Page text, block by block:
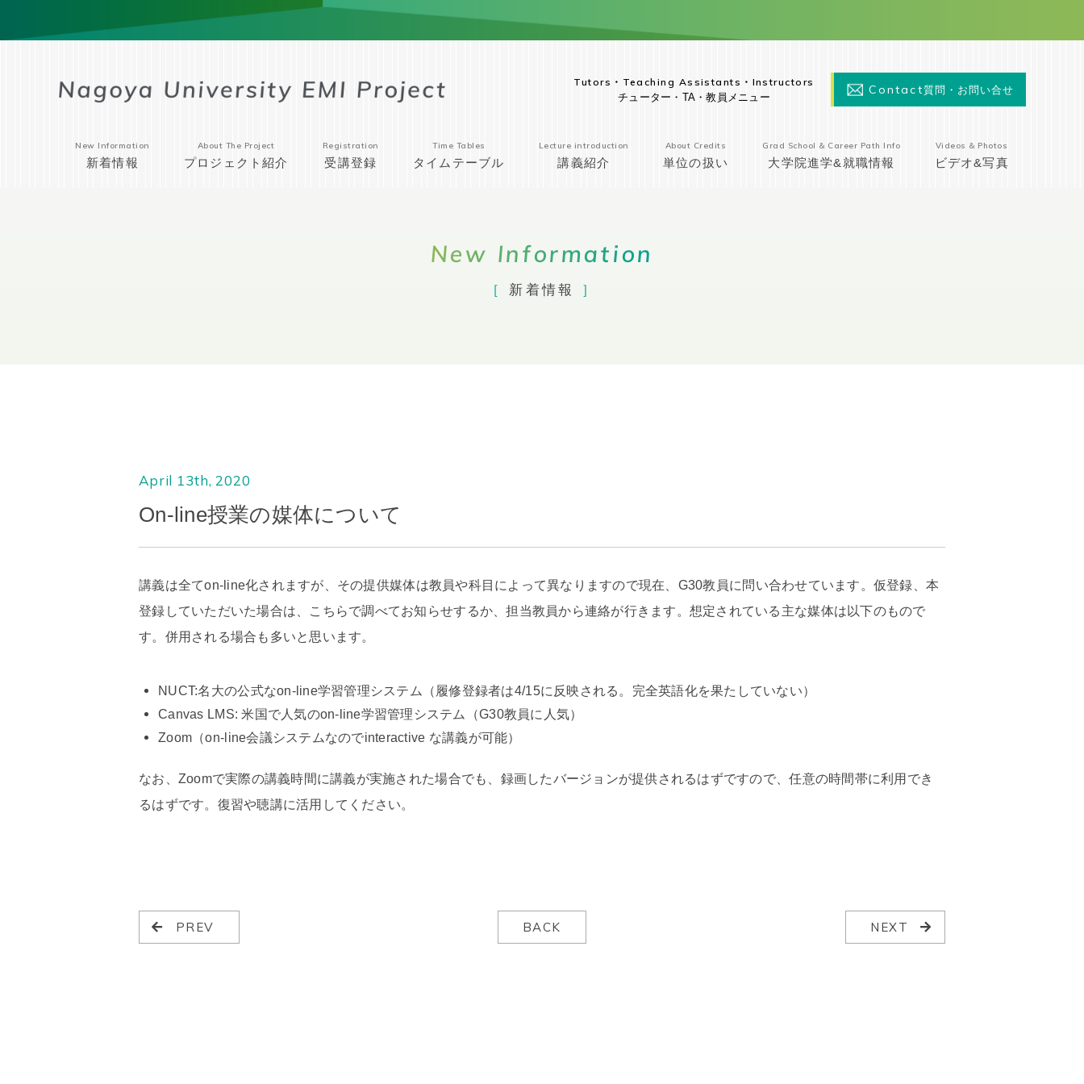
Tutors・Teaching Assistants・Instructors
チューター・TA・教員メニュー
Contact質問・お問い合せ
New Information
新着情報
About The Project
プロジェクト紹介
Registration
受講登録
Time Tables
タイムテーブル
Lecture introduction
講義紹介
About Credits
単位の扱い
Grad School & Career Path Info
大学院進学&就職情報
Videos & Photos
ビデオ&写真
New Information
新着情報
April 13th, 2020
On-line授業の媒体について
講義は全てon-line化されますが、その提供媒体は教員や科目によって異なりますので現在、G30教員に問い合わせています。仮登録、本
登録していただいた場合は、こちらで調べてお知らせするか、担当教員から連絡が行きます。想定されている主な媒体は以下のもので
す。併用される場合も多いと思います。
NUCT:名大の公式なon-line学習管理システム（履修登録者は4/15に反映される。完全英語化を果たしていない）
Canvas LMS: 米国で人気のon-line学習管理システム（G30教員に人気）
Zoom（on-line会議システムなのでinteractive な講義が可能）
なお、Zoomで実際の講義時間に講義が実施された場合でも、録画したバージョンが提供されるはずですので、任意の時間帯に利用でき
るはずです。復習や聴講に活用してください。
NEXT
BACK
PREV